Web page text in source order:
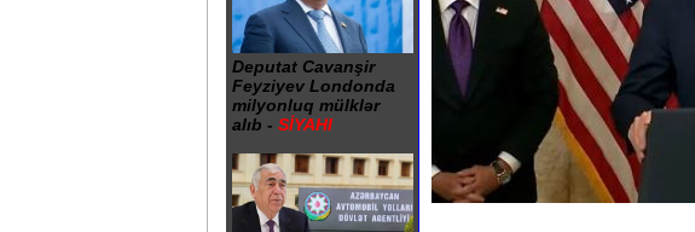
Deputat Cavanşir
Feyziyev Londonda
milyonluq mülklər
alıb - SİYAHI